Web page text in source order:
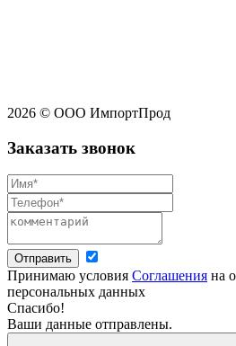
2026 © ООО ИмпортПрод
Заказать звонок
Отправить
Принимаю условия Соглашения на
персональных данных
Спасибо!
Ваши данные отправлены.